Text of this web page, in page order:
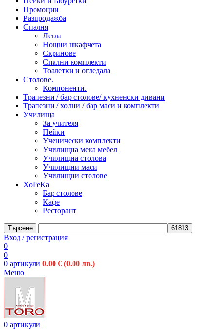
Промоции
Разпродажба
Спалня
Легла
Нощни шкафчета
Скринове
Спални комплекти
Тоалетки и огледала
Столове.
Компоненти.
Трапезни / бар столове/ кухненски дивани
Трапезни / холни / бар маси и комплекти
Училища
За учителя
Пейки
Ученически комплекти
Училищна мека мебел
Училищна столова
Училищни маси
Училищни столове
ХоРеКа
Бар столове
Кафе
Ресторант
Търсене
Вход / регистрация
0
0
0 артикули 0.00 € (0.00 лв.)
Меню
0 артикули